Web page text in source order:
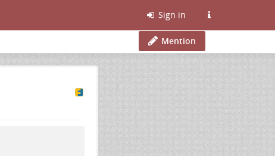
Sign in
Mention